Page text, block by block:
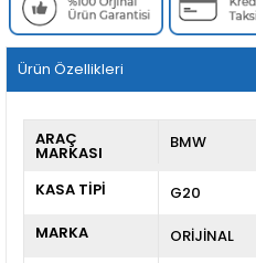
Ürün Özellikleri
ARAÇ
MARKASI
BMW
KASA TİPİ
G20
MARKA
ORİJİNAL